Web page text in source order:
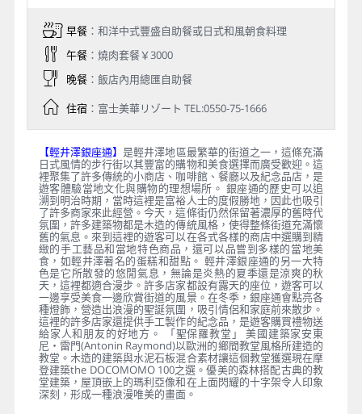
早餐：和洋中式豐盛自助餐或日式和風朝食料理
午餐：燒肉套餐￥3000
晚餐：飯店內用總匯自助餐
住宿：富士美華リゾート TEL:0550-75-1666
【輕井澤銀座通】是輕井澤地區最繁華的街道之一，這條充滿
日式風情的步行街以其豐富的購物和美食選擇而廣受歡迎。這
裡聚集了許多傳統的小商店、咖啡館、餐廳以及紀念品店，是
遊客體驗當地文化與購物的理想場所。 銀座通的歷史可以追
溯到明治時期，當時這裡是富裕人士的度假勝地，因此也吸引
了許多商家來此經營。今天，這條街仍然保留著濃厚的舊時代
氛圍，許多建築物都是木造的傳統風格，使得整條街道充滿懷
舊的氣息。來到這裡的遊客可以在各式各樣的商店中選購到精
緻的手工藝品和當地特色商品，還可以品嘗到多樣的當地美
食，如輕井澤著名的蛋糕和甜點。 輕井澤銀座通的另一大特
色是它所散發的悠閒氣息，無論是炎熱的夏季還是涼爽的秋
天，這裡都適合漫步。許多店家都設有露天的座位，遊客可以
一邊享受美食一邊欣賞街道的風景。在冬季，銀座通會點亮各
種燈飾，營造出浪漫的聖誕氛圍，吸引情侶和家庭前來散步。
這裡的許多店家還提供手工製作的紀念品，是遊客購買禮物送
給家人和朋友的好地方。 「聖保羅教堂」 美國建築家安東
尼・雷門(Antonin Raymond)以歐洲的鄉間教堂風格所建造的
教堂。木造的建築與水泥石板混合素材讓這個教堂獲選現在摩
登建築the DOCOMOMO 100之選。優美的森林搭配古典的教
堂建築，屋頂嵌上的瑪利亞像和在上面閃耀的十字架令人印象
深刻，形成一種浪漫唯美的畫面。